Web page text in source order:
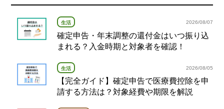
生活 2026/08/07
確定申告・年末調整の還付金はいつ振り込
まれる？入金時期と対象者を確認！
生活 2026/08/05
【完全ガイド】確定申告で医療費控除を申
請する方法は？対象経費や期限を解説